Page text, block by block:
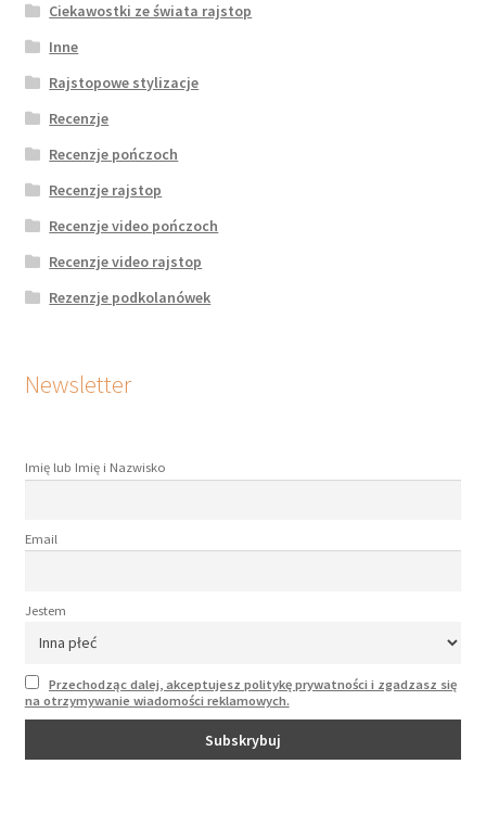
Ciekawostki ze świata rajstop
Inne
Rajstopowe stylizacje
Recenzje
Recenzje pończoch
Recenzje rajstop
Recenzje video pończoch
Recenzje video rajstop
Rezenzje podkolanówek
Newsletter
Imię lub Imię i Nazwisko
Email
Jestem
Przechodząc dalej, akceptujesz politykę prywatności i zgadzasz się
na otrzymywanie wiadomości reklamowych.